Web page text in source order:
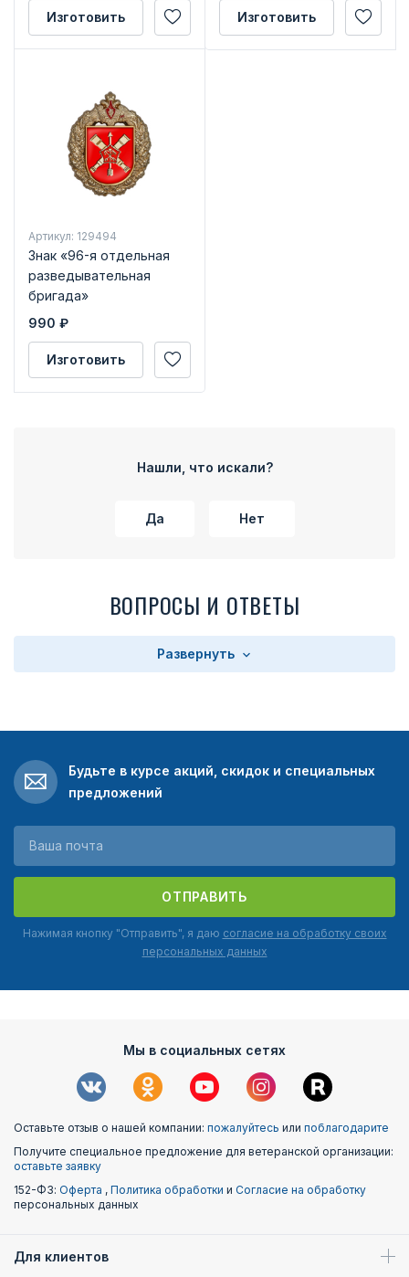
Изготовить Изготовить
Артикул: 129494
Знак «96-я отдельная
разведывательная
бригада»
990 ₽
Изготовить
Нашли, что искали?
Да Нет
ВОПРОСЫ И ОТВЕТЫ
Развернуть
Будьте в курсе акций, скидок и специальных
предложений
ОТПРАВИТЬ
Нажимая кнопку "Отправить", я даю согласие на обработку своих
персональных данных
Мы в социальных сетях
Оставьте отзыв о нашей компании: пожалуйтесь или поблагодарите
Получите специальное предложение для ветеранской организации:
оставьте заявку
152-ФЗ: Оферта , Политика обработки и Согласие на обработку
персональных данных
Для клиентов